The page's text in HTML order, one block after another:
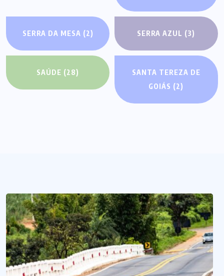
SERRA DA MESA (2) SERRA AZUL (3)
SAÚDE (28)
SANTA TEREZA DE
GOIÁS (2)